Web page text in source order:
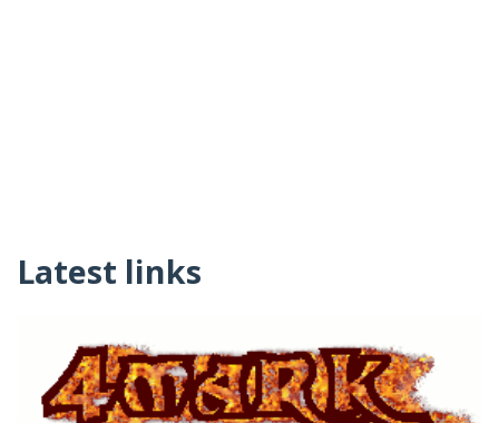
Latest links